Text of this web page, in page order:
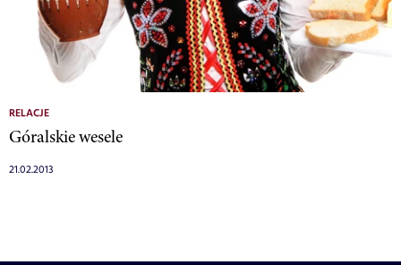
RELACJE
Góralskie wesele
21.02.2013